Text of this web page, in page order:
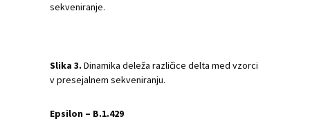
sekveniranje.
Slika 3. Dinamika deleža različice delta med vzorci
v presejalnem sekveniranju.
Epsilon – B.1.429